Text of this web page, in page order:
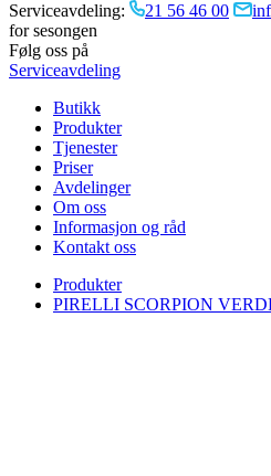
Serviceavdeling: 21 56 46 00
for sesongen
Følg oss på
Serviceavdeling
Butikk
Produkter
Tjenester
Priser
Avdelinger
Om oss
Informasjon og råd
Kontakt oss
Produkter
PIRELLI SCORPION